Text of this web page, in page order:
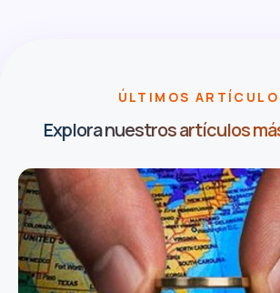
ÚLTIMOS
Explora nuestros artículos